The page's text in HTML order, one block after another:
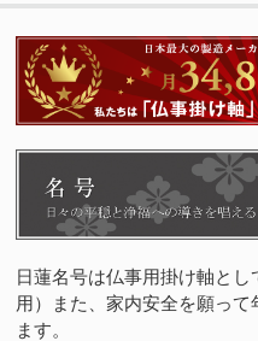
日蓮名号は仏事用掛け軸と
用）また、家内安全を願っ
ます。